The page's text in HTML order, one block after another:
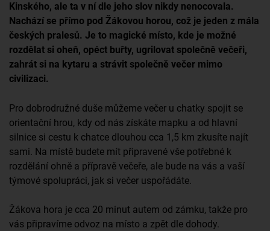
Kinského, ale ta v ní dle jeho slov nikdy nenocovala.
Nachází se přímo pod Žákovou horou, což je jeden z mála
českých pralesů. Je to magické místo, kde je možné
rozdělat si oheň, opéct buřty, ugrilovat společně večeři,
zahrát si na kytaru a strávit společně večer mimo
civilizaci.
Pro dobrodružné duše můžeme večer u chatky spojit se
orientační hrou, kdy od nás získáte mapku a od hlavní
silnice si cestu k chatce dlouhou cca 1,5 km zkusíte najít
sami. Na místě budete mít připravené vše potřebné k
rozdělání ohně a přípravě večeře, ale bude na vás a vaší
týmové spolupráci, jak si večer uspořádáte.
Žákova hora je cca 20 minut autem od zámku, takže pro
vás připravíme odvoz na místo a zpět dle dohody.